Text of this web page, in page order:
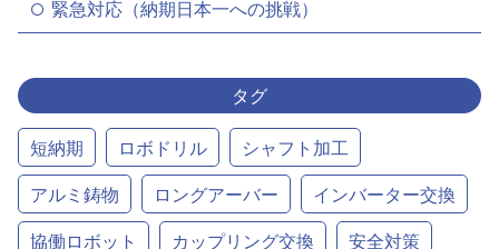
緊急対応（納期日本一への挑戦）
タグ
短納期 ロボドリル
シャフト加工
アルミ鋳物
ロングアーバー
インバーター交換
協働ロボット
カップリング交換
安全対策